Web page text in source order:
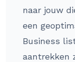
naar jouw
een
Business
aantrekken